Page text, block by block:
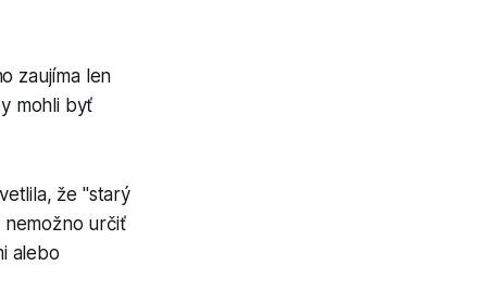
zaujíma len
mohli byť
že "starý
určiť
alebo